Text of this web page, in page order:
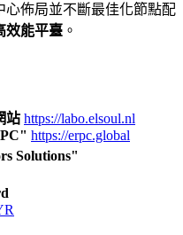
佈局並不斷最佳化節點配
效能平臺 。
站 https://labo.elsoul.nl
https://erpc.global
Solutions"